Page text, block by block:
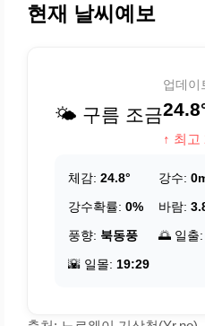
현재 날씨예보
🌤️ 구름 조금
업데이
↑ 최고
체감: 24.8° 강수:
강수확률: 0% 바람:
풍향: 북동풍 🌅 일출:
🌇 일몰: 19:29